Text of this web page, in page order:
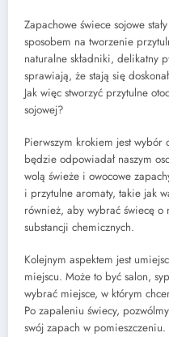
Zapachowe świece sojowe
sposobem na tworzenie
naturalne składniki, delikatny
sprawiają, że stają się
Jak więc stworzyć przytulne
sojowej?
Pierwszym krokiem jest
będzie odpowiadał naszym
wolą świeże i owocowe
i przytulne aromaty, takie jak
również, aby wybrać świecę o
substancji chemicznych.
Kolejnym aspektem jest
miejscu. Może to być salon,
wybrać miejsce, w którym
Po zapaleniu świecy,
swój zapach w pomieszczeniu.